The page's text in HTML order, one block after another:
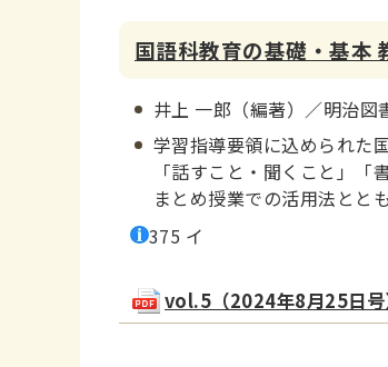
国語科教育の基礎・基本
井上 一郎（編著）／明治図
学習指導要領に込められた
「話すこと・聞くこと」
まとめ授業での活用法とと
375 イ
vol.5（2024年8月25日